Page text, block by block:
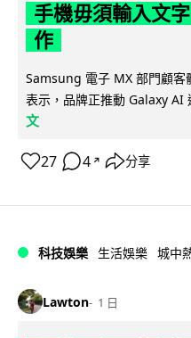
手機毋須輸入文
作
Samsung 電子 MX 部門顧客
表示，品牌正推動 Galaxy AI
文
27 4 ↗ 分享
科技娛樂 生活娛樂 城中
Lawton 1 日